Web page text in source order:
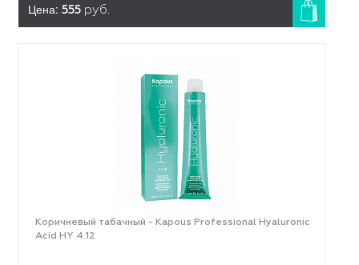
Цена: 555 руб.
Коричневый табачный - Kapous Professional Hyaluronic
Acid HY 4.12